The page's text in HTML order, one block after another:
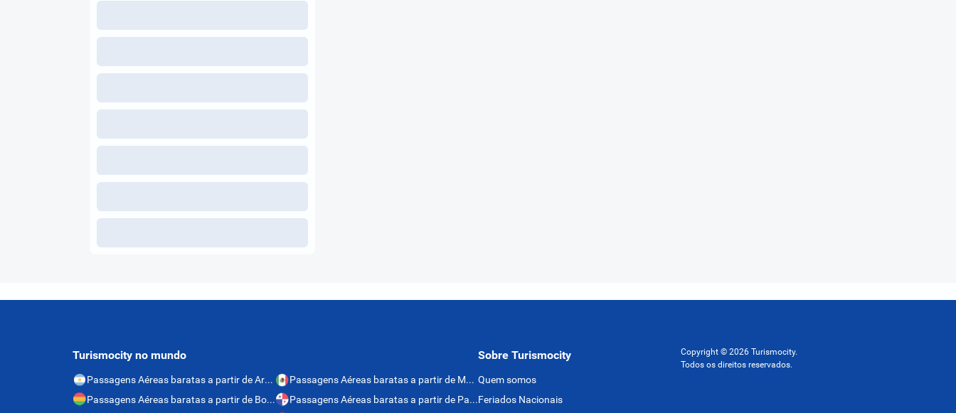
Turismocity no mundo
Passagens Aéreas baratas a partir de Argentina
Passagens Aéreas baratas a partir de Bolívia
Passagens Aéreas baratas a partir de México
Passagens Aéreas baratas a partir de Panamá
Sobre Turismocity
Quem somos
Feriados Nacionais
Copyright © 2026 Turismocity.
Todos os direitos reservados.